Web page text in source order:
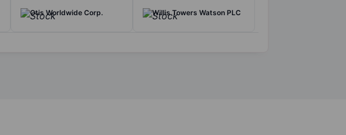
Otis Worldwide Corp. Willis Towers Watson PLC